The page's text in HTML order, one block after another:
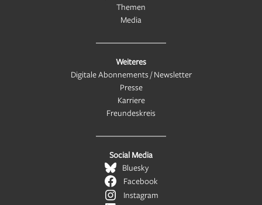
Themen
Media
Weiteres
Digitale Abonnements / Newsletter
Presse
Karriere
Freundeskreis
Social Media
Bluesky
Facebook
Instagram